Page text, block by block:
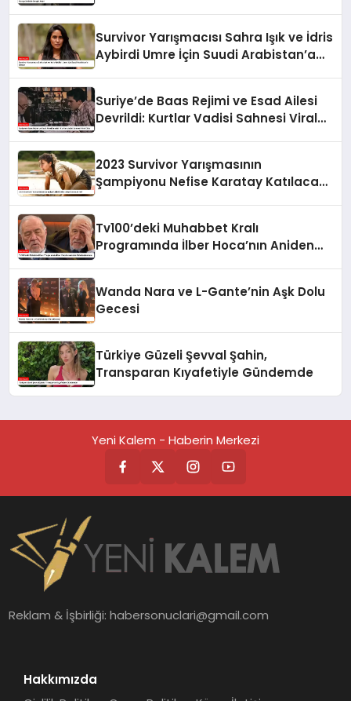
Survivor Yarışmacısı Sahra Işık ve İdris
Aybirdi Umre İçin Suudi Arabistan’a
Suriye’de Baas Rejimi ve Esad Ailesi
Devrildi: Kurtlar Vadisi Sahnesi Viral
2023 Survivor Yarışmasının
Şampiyonu Nefise Karatay Katılacak
Tv100’deki Muhabbet Kralı
Programında İlber Hoca’nın Aniden
Wanda Nara ve L-Gante’nin Aşk Dolu
Gecesi
Türkiye Güzeli Şevval Şahin,
Transparan Kıyafetiyle Gündemde
Yeni Kalem - Haberin Merkezi
Reklam & İşbirliği:habersonuclari@gmail.com
Hakkımızda